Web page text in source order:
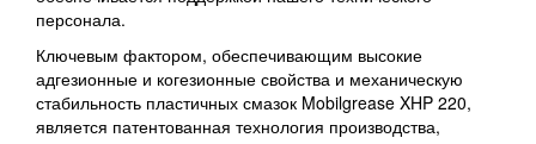
персонала.
Ключевым фактором, обеспечивающим высокие
адгезионные и когезионные свойства и механическую
стабильность пластичных смазок Mobilgrease XHP 220,
является патентованная технология производства,